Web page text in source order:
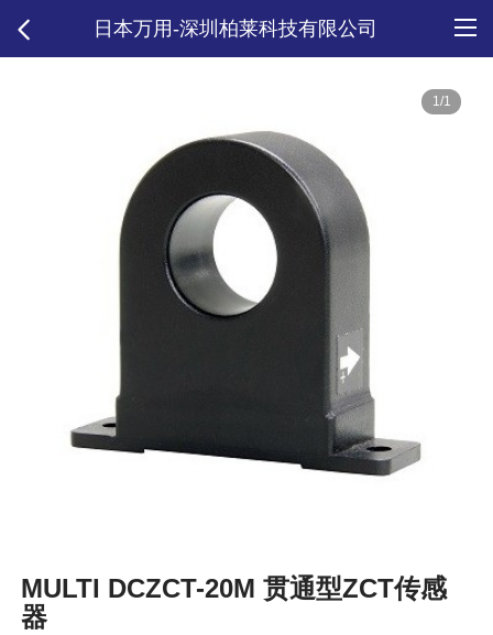
日本万用-深圳柏莱科技有限公司
1/1
MULTI DCZCT-20M 贯通型ZCT传感
器